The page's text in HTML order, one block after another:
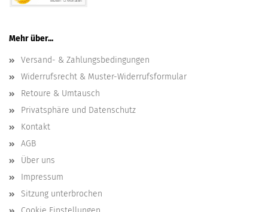
Mehr über...
Versand- & Zahlungsbedingungen
Widerrufsrecht & Muster-Widerrufsformular
Retoure & Umtausch
Privatsphäre und Datenschutz
Kontakt
AGB
Über uns
Impressum
Sitzung unterbrochen